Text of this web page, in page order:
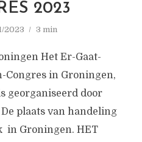
2023
2023 3 min
Het Er-Gaat-
Congres in Groningen,
georganiseerd door
plaats van handeling
in Groningen. HET